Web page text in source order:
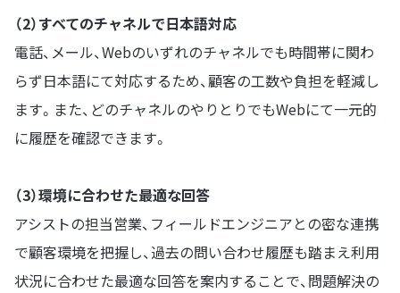
（2）すべてのチャネルで日本語対応
電話、メール、Webのいずれのチャネルでも時間帯に関わ
らず日本語にて対応するため、顧客の工数や負担を軽減し
ます。また、どのチャネルのやりとりでもWebにて一元的
に履歴を確認できます。
（3）環境に合わせた最適な回答
アシストの担当営業、フィールドエンジニアとの密な連携
で顧客環境を把握し、過去の問い合わせ履歴も踏まえ利用
状況に合わせた最適な回答を案内することで、問題解決の